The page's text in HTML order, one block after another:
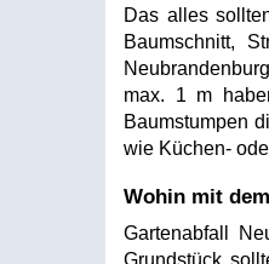
Das alles
Baumschnitt,
max. 1 m
Baumstumpen
wie Küchen-
Wohin mit
Gartenabfall
Grundstück